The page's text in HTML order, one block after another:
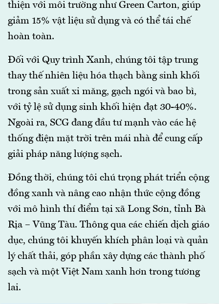
thiện với môi trường như Green Carton, giúp
giảm 15% vật liệu sử dụng và có thể tái chế
hoàn toàn.
Đối với Quy trình Xanh, chúng tôi tập trung
thay thế nhiên liệu hóa thạch bằng sinh khối
trong sản xuất xi măng, gạch ngói và bao bì,
với tỷ lệ sử dụng sinh khối hiện đạt 30-40%.
Ngoài ra, SCG đang đầu tư mạnh vào các hệ
thống điện mặt trời trên mái nhà để cung cấp
giải pháp năng lượng sạch.
Đồng thời, chúng tôi chú trọng phát triển cộng
đồng xanh và nâng cao nhận thức cộng đồng
với mô hình thí điểm tại xã Long Sơn, tỉnh Bà
Rịa – Vũng Tàu. Thông qua các chiến dịch giáo
dục, chúng tôi khuyến khích phân loại và quản
lý chất thải, góp phần xây dựng các thành phố
sạch và một Việt Nam xanh hơn trong tương
lai.